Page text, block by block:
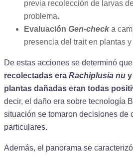
previa recolección de larvas
problema.
Evaluación Gen-check a
presencia del trait en plantas
De estas acciones se determinó que
recolectadas era Rachiplusia nu
plantas dañadas eran todas
decir, el daño era sobre tecnología
situación se tomaron decisiones de
particulares.
Además, el panorama se